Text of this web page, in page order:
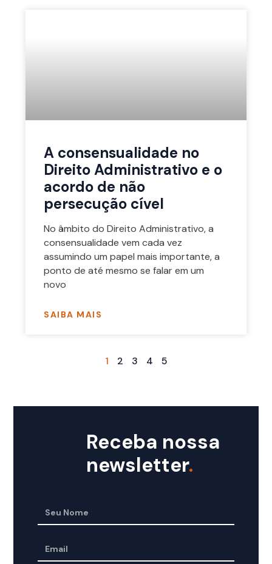
A consensualidade no
Direito Administrativo e o
acordo de não
persecução cível
No âmbito do Direito Administrativo, a
consensualidade vem cada vez
assumindo um papel mais importante, a
ponto de até mesmo se falar em um
novo
SAIBA MAIS
1 2 3 4 5
Receba nossa
newsletter.